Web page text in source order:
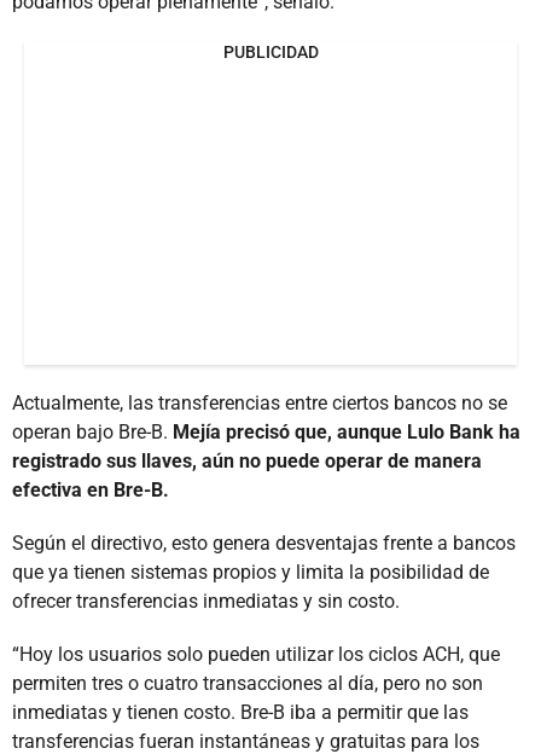
PUBLICIDAD
Actualmente, las transferencias entre ciertos bancos no se
operan bajo Bre-B. Mejía precisó que, aunque Lulo Bank ha
registrado sus llaves, aún no puede operar de manera
efectiva en Bre-B.
Según el directivo, esto genera desventajas frente a bancos
que ya tienen sistemas propios y limita la posibilidad de
ofrecer transferencias inmediatas y sin costo.
“Hoy los usuarios solo pueden utilizar los ciclos ACH, que
permiten tres o cuatro transacciones al día, pero no son
inmediatas y tienen costo. Bre-B iba a permitir que las
transferencias fueran instantáneas y gratuitas para los